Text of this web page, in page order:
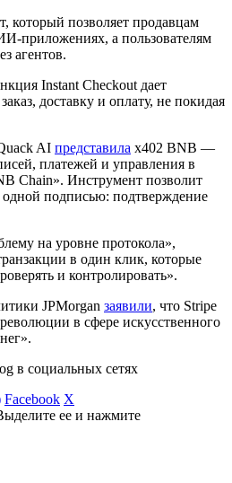
который позволяет продавцам
приложениях, а пользователям
агентов.
Instant Checkout дает
доставку и оплату, не покидая
AI представила x402 BNB —
платежей и управления в
Chain». Инструмент позволит
одной подписью: подтверждение
на уровне протокола»,
в один клик, которые
и контролировать».
JPMorgan заявили, что Stripe
в сфере искусственного
в социальных сетях
Facebook X
ее и нажмите